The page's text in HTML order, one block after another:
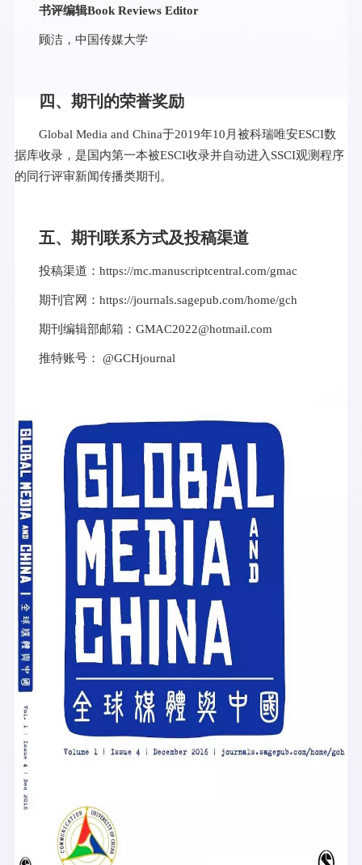
书评编辑Book Reviews Editor
顾洁，中国传媒大学
四、期刊的荣誉奖励
Global Media and China于2019年10月被科瑞唯安ESCI数
据库收录，是国内第一本被ESCI收录并自动进入SSCI观测程序
的同行评审新闻传播类期刊。
五、期刊联系方式及投稿渠道
投稿渠道： https://mc.manuscriptcentral.com/gmac
期刊官网： https://journals.sagepub.com/home/gch
期刊编辑部邮箱： GMAC2022@hotmail.com
推特账号： @GCHjournal